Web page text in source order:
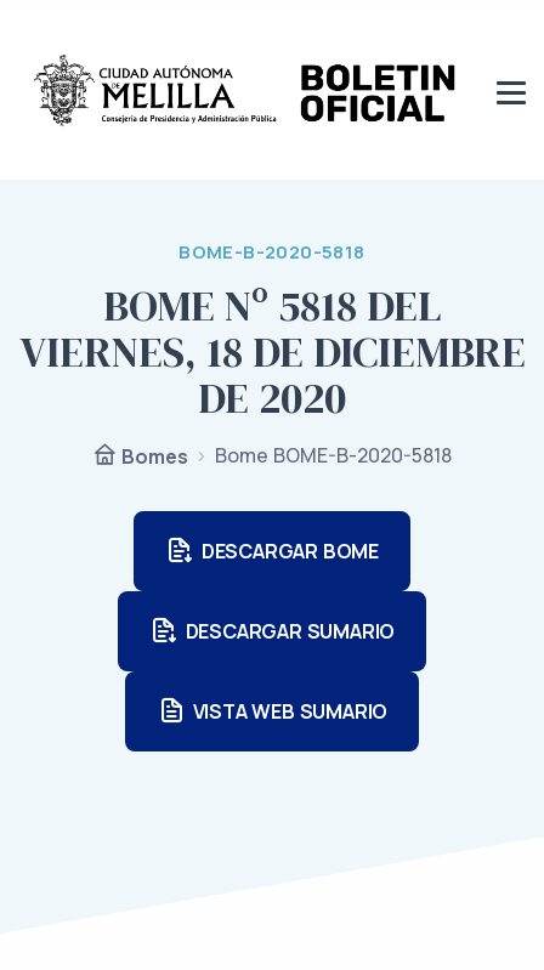
BOME-B-2020-5818
BOME Nº 5818 DEL
VIERNES, 18 DE DICIEMBRE
DE 2020
Bomes Bome BOME-B-2020-5818
DESCARGAR BOME
DESCARGAR SUMARIO
VISTA WEB SUMARIO